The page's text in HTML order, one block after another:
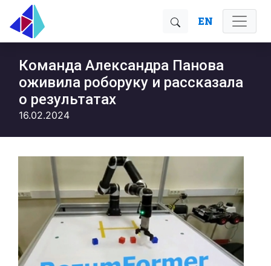
EN
Команда Александра Панова
оживила роборуку и рассказала
о результатах
16.02.2024